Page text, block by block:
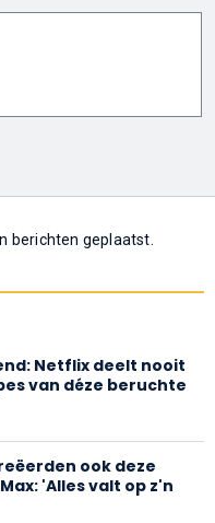
berichten geplaatst.
Netflix deelt nooit
van déze beruchte
ook deze
'Alles valt op z'n